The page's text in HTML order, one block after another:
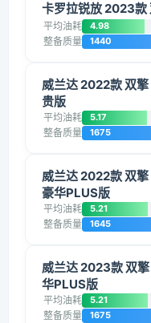
卡罗拉锐放 2023款
平均油耗 4.98
整备质量 1440
威兰达 2022款 双
贵版
平均油耗 5.17
整备质量 1675
威兰达 2022款 双
豪华PLUS版
平均油耗 5.21
整备质量 1645
威兰达 2023款 双
华PLUS版
平均油耗 5.21
整备质量 1675